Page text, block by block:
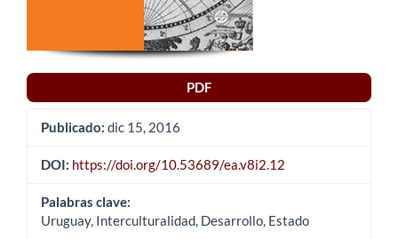
PDF
Publicado: dic 15, 2016
DOI: https://doi.org/10.53689/ea.v8i2.12
Palabras clave:
Uruguay, Interculturalidad, Desarrollo, Estado